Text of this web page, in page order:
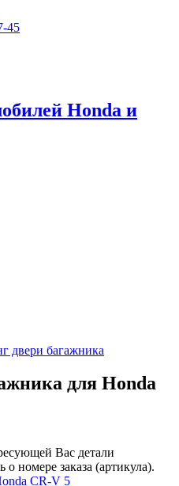
45
Honda и
двери багажника
для Honda
Вас детали
о номере заказа (артикула).